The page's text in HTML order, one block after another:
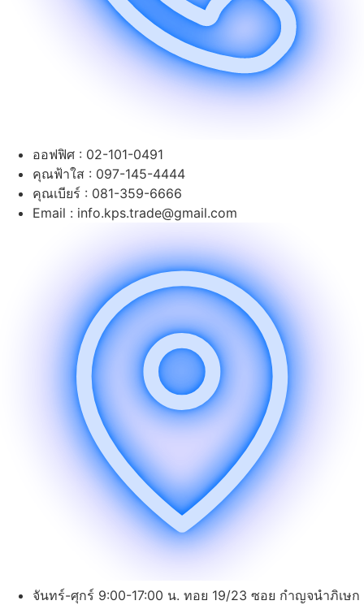
ออฟฟิศ : 02-101-0491
คุณฟ้าใส : 097-145-4444
คุณเบียร์ : 081-359-6666
Email : info.kps.trade@gmail.com
จันทร์-ศุกร์ 9:00-17:00 น. ทอย 19/23 ซอย กำญจนำภิเษก